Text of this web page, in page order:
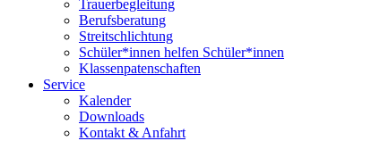
Trauerbegleitung
Berufsberatung
Streitschlichtung
Schüler*innen helfen Schüler*innen
Klassenpatenschaften
Service
Kalender
Downloads
Kontakt & Anfahrt